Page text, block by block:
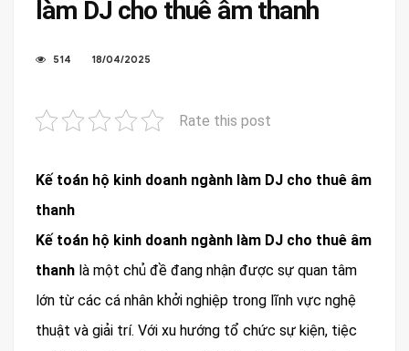
làm DJ cho thuê âm thanh
514 18/04/2025
Rate this post
Kế toán hộ kinh doanh ngành làm DJ cho thuê âm
thanh
Kế toán hộ kinh doanh ngành làm DJ cho thuê âm
thanh là một chủ đề đang nhận được sự quan tâm
lớn từ các cá nhân khởi nghiệp trong lĩnh vực nghệ
thuật và giải trí. Với xu hướng tổ chức sự kiện, tiệc